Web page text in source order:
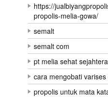
https://
propolis-melia-gowa/
semalt
semalt com
pt melia sehat
cara mengobati
propolis untuk mata